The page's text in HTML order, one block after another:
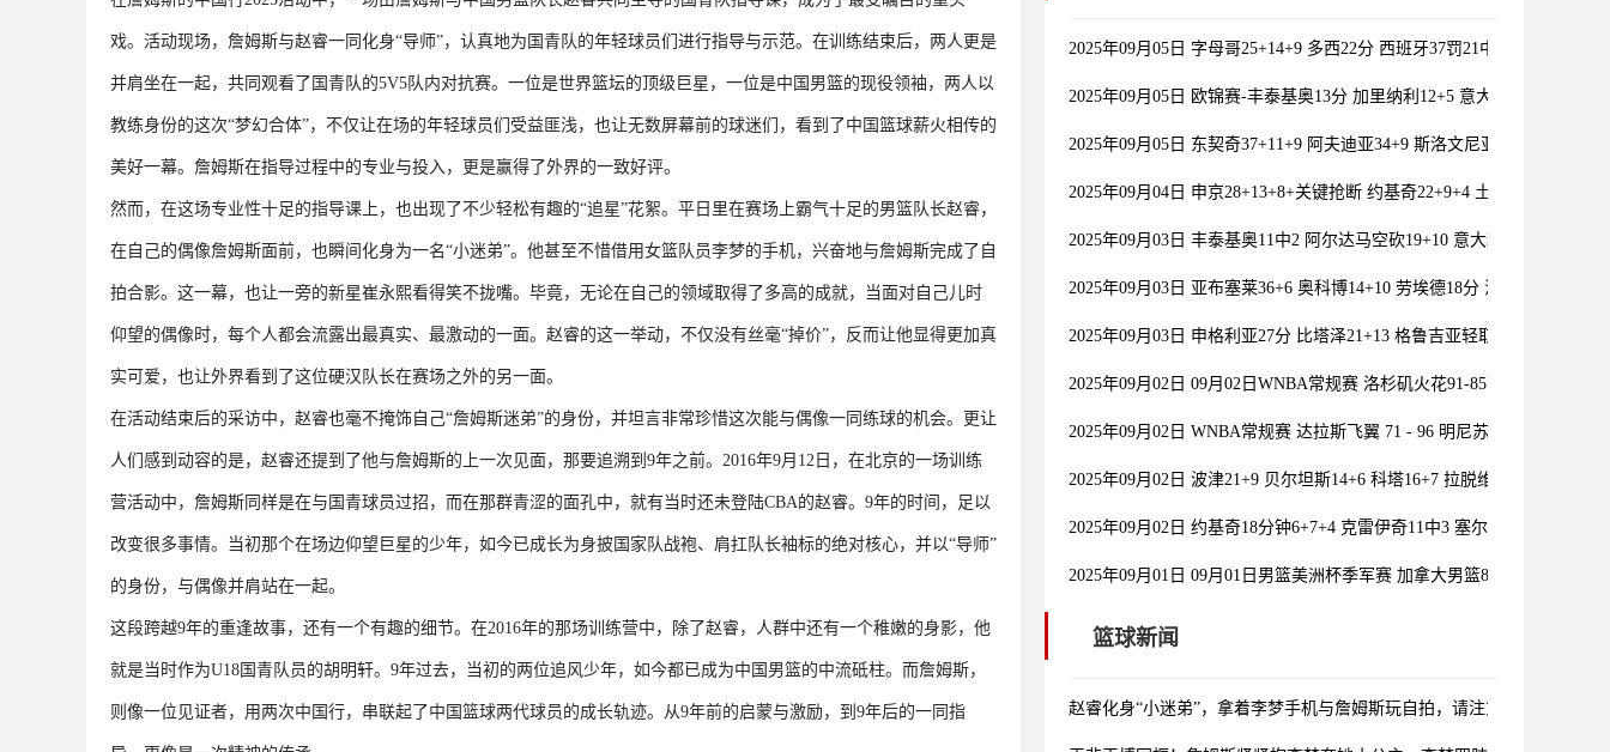
戏。活动现场，詹姆斯与赵睿一同化身“导师”，认真地为国青队的年轻球员们进行指导与示范。在训练结束后，两人更是
并肩坐在一起，共同观看了国青队的5V5队内对抗赛。一位是世界篮坛的顶级巨星，一位是中国男篮的现役领袖，两人以
教练身份的这次“梦幻合体”，不仅让在场的年轻球员们受益匪浅，也让无数屏幕前的球迷们，看到了中国篮球薪火相传的
美好一幕。詹姆斯在指导过程中的专业与投入，更是赢得了外界的一致好评。
然而，在这场专业性十足的指导课上，也出现了不少轻松有趣的“追星”花絮。平日里在赛场上霸气十足的男篮队长赵睿，
在自己的偶像詹姆斯面前，也瞬间化身为一名“小迷弟”。他甚至不惜借用女篮队员李梦的手机，兴奋地与詹姆斯完成了自
拍合影。这一幕，也让一旁的新星崔永熙看得笑不拢嘴。毕竟，无论在自己的领域取得了多高的成就，当面对自己儿时
仰望的偶像时，每个人都会流露出最真实、最激动的一面。赵睿的这一举动，不仅没有丝毫“掉价”，反而让他显得更加真
实可爱，也让外界看到了这位硬汉队长在赛场之外的另一面。
在活动结束后的采访中，赵睿也毫不掩饰自己“詹姆斯迷弟”的身份，并坦言非常珍惜这次能与偶像一同练球的机会。更让
人们感到动容的是，赵睿还提到了他与詹姆斯的上一次见面，那要追溯到9年之前。2016年9月12日，在北京的一场训练
营活动中，詹姆斯同样是在与国青球员过招，而在那群青涩的面孔中，就有当时还未登陆CBA的赵睿。9年的时间，足以
改变很多事情。当初那个在场边仰望巨星的少年，如今已成长为身披国家队战袍、肩扛队长袖标的绝对核心，并以“导师”
的身份，与偶像并肩站在一起。
这段跨越9年的重逢故事，还有一个有趣的细节。在2016年的那场训练营中，除了赵睿，人群中还有一个稚嫩的身影，他
就是当时作为U18国青队员的胡明轩。9年过去，当初的两位追风少年，如今都已成为中国男篮的中流砥柱。而詹姆斯，
则像一位见证者，用两次中国行，串联起了中国篮球两代球员的成长轨迹。从9年前的启蒙与激励，到9年后的一同指
2025年09月05日 字母哥25+14+9 多西22分 西班牙37罚21中不敌希腊无缘
2025年09月05日 欧锦赛-丰泰基奥13分 加里纳利12+5 意大利男篮大胜塞
2025年09月05日 东契奇37+11+9 阿夫迪亚34+9 斯洛文尼亚力克以色列
2025年09月04日 申京28+13+8+关键抢断 约基奇22+9+4 土耳其胜塞尔维
2025年09月03日 丰泰基奥11中2 阿尔达马空砍19+10 意大利逆转西班牙
2025年09月03日 亚布塞莱36+6 奥科博14+10 劳埃德18分 法国送波兰首败
2025年09月03日 申格利亚27分 比塔泽21+13 格鲁吉亚轻取塞浦路斯
2025年09月02日 09月02日WNBA常规赛 洛杉矶火花91-85西雅图风暴 全
2025年09月02日 WNBA常规赛 达拉斯飞翼 71 - 96 明尼苏达山猫 全场集锦
2025年09月02日 波津21+9 贝尔坦斯14+6 科塔16+7 拉脱维亚击败葡萄牙
2025年09月02日 约基奇18分钟6+7+4 克雷伊奇11中3 塞尔维亚轻取捷克
2025年09月01日 09月01日男篮美洲杯季军赛 加拿大男篮85-90美国男篮
篮球新闻
赵睿化身“小迷弟”，拿着李梦手机与詹姆斯玩自拍，请注意崔永熙